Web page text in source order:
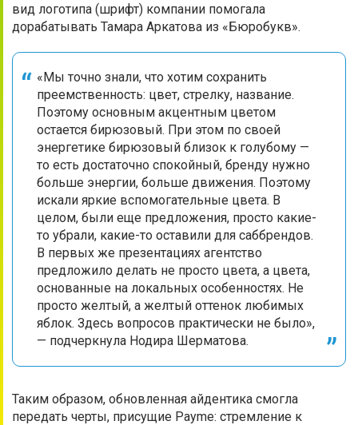
вид логотипа (шрифт) компании помогала
дорабатывать Тамара Аркатова из «Бюробукв».
«Мы точно знали, что хотим сохранить
преемственность: цвет, стрелку, название.
Поэтому основным акцентным цветом
остается бирюзовый. При этом по своей
энергетике бирюзовый близок к голубому —
то есть достаточно спокойный, бренду нужно
больше энергии, больше движения. Поэтому
искали яркие вспомогательные цвета. В
целом, были еще предложения, просто какие-
то убрали, какие-то оставили для саббрендов.
В первых же презентациях агентство
предложило делать не просто цвета, а цвета,
основанные на локальных особенностях. Не
просто желтый, а желтый оттенок любимых
яблок. Здесь вопросов практически не было»,
— подчеркнула Нодира Шерматова.
Таким образом, обновленная айдентика смогла
передать черты, присущие Payme: стремление к